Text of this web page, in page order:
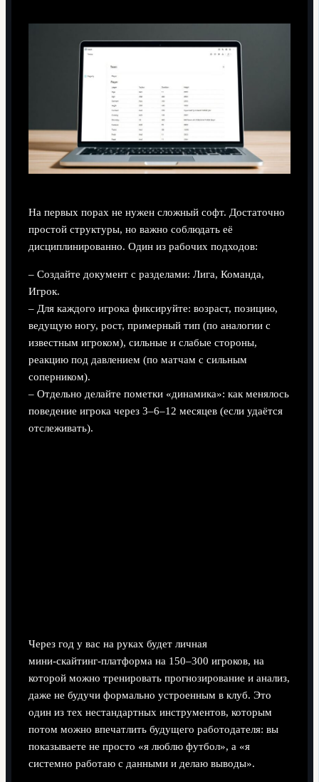
На первых порах не нужен сложный софт. Достаточно
простой структуры, но важно соблюдать её
дисциплинированно. Один из рабочих подходов:
– Создайте документ с разделами: Лига, Команда,
Игрок.
– Для каждого игрока фиксируйте: возраст, позицию,
ведущую ногу, рост, примерный тип (по аналогии с
известным игроком), сильные и слабые стороны,
реакцию под давлением (по матчам с сильным
соперником).
– Отдельно делайте пометки «динамика»: как менялось
поведение игрока через 3–6–12 месяцев (если удаётся
отслеживать).
Через год у вас на руках будет личная
мини‑скайтинг‑платформа на 150–300 игроков, на
которой можно тренировать прогнозирование и анализ,
даже не будучи формально устроенным в клуб. Это
один из тех нестандартных инструментов, которым
потом можно впечатлить будущего работодателя: вы
показываете не просто «я люблю футбол», а «я
системно работаю с данными и делаю выводы».